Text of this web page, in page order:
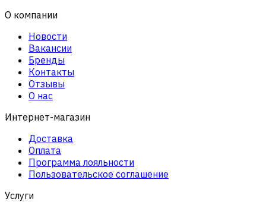
О компании
Новости
Вакансии
Бренды
Контакты
Отзывы
О нас
Интернет-магазин
Доставка
Оплата
Программа лояльности
Пользовательское соглашение
Услуги